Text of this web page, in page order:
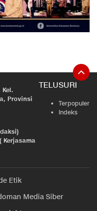
Provinsi
Kerjasama
TELUSURI
Terpopuler
Indeks
Etik
Media Siber